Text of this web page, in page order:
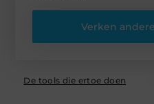
Verken
De tools die ertoe doen